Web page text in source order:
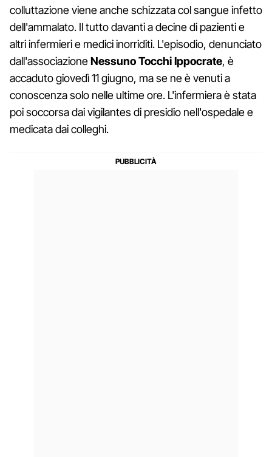
colluttazione viene anche schizzata col sangue infetto
dell'ammalato. Il tutto davanti a decine di pazienti e
altri infermieri e medici inorriditi. L'episodio, denunciato
dall'associazioneNessuno Tocchi Ippocrate, è
accaduto giovedì 11 giugno, ma se ne è venuti a
conoscenza solo nelle ultime ore. L'infermiera è stata
poi soccorsa dai vigilantes di presidio nell'ospedale e
medicata dai colleghi.